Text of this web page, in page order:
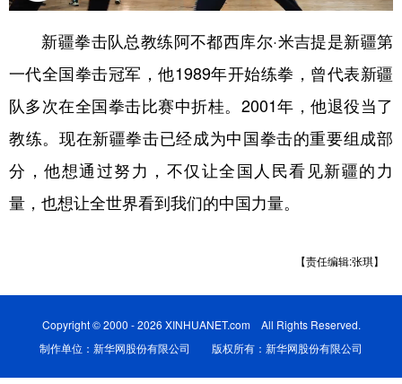
辽宁 吉林 上海 江苏
浙江 安徽 福建 江西
山东 河南 湖北 湖南
四川 贵州 云南 西藏
陕西 甘肃 青海
English Español Français عربى
新疆拳击队总教练阿不都西库尔·米吉提是新疆第
一代全国拳击冠军，他1989年开始练拳，曾代表新疆
队多次在全国拳击比赛中折桂。2001年，他退役当了
教练。现在新疆拳击已经成为中国拳击的重要组成部
分，他想通过努力，不仅让全国人民看见新疆的力
量，也想让全世界看到我们的中国力量。
【责任编辑:张琪】
Copyright © 2000 - 2026 XINHUANET.com All Rights Reserved.
制作单位：新华网股份有限公司 版权所有：新华网股份有限公司